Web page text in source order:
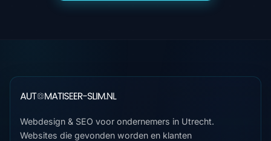
Webdesign & SEO voor ondernemers in Utrecht.
Websites die gevonden worden en klanten